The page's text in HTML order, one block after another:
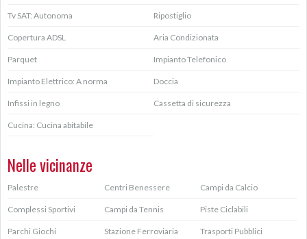
Tv SAT: Autonoma Ripostiglio
Copertura ADSL Aria Condizionata
Parquet Impianto Telefonico
Impianto Elettrico: A norma Doccia
Infissi in legno Cassetta di sicurezza
Cucina: Cucina abitabile
Nelle vicinanze
Palestre Centri Benessere Campi da Calcio
Complessi Sportivi Campi da Tennis Piste Ciclabili
Parchi Giochi Stazione Ferroviaria Trasporti Pubblici